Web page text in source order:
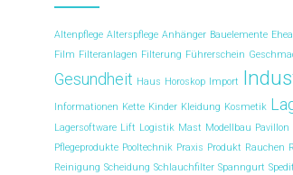
Altenpflege Alterspflege Anhänger Bauelemente
Film Filteranlagen Filterung Führerschein
Gesundheit Haus Horoskop Import
Informationen Kette Kinder Kleidung Kosmetik
Lagersoftware Lift Logistik Mast Modellbau Pavillon
Pflegeprodukte Pooltechnik Praxis Produkt Rauchen
Reinigung Scheidung Schlauchfilter Spanngurt